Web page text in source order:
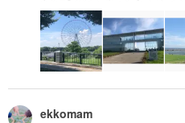
ekkomam